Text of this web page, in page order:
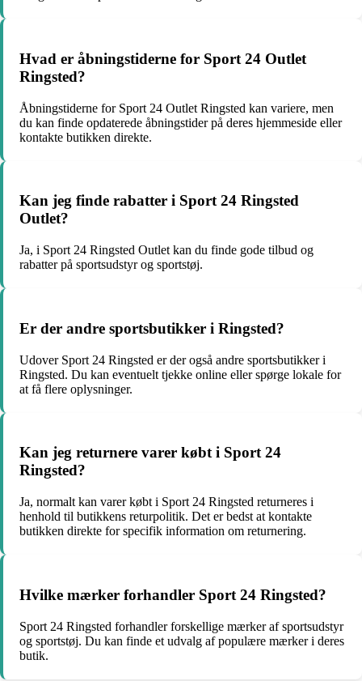
Hvad er åbningstiderne for Sport 24 Outlet
Ringsted?
Åbningstiderne for Sport 24 Outlet Ringsted kan variere, men
du kan finde opdaterede åbningstider på deres hjemmeside eller
kontakte butikken direkte.
Kan jeg finde rabatter i Sport 24 Ringsted
Outlet?
Ja, i Sport 24 Ringsted Outlet kan du finde gode tilbud og
rabatter på sportsudstyr og sportstøj.
Er der andre sportsbutikker i Ringsted?
Udover Sport 24 Ringsted er der også andre sportsbutikker i
Ringsted. Du kan eventuelt tjekke online eller spørge lokale for
at få flere oplysninger.
Kan jeg returnere varer købt i Sport 24
Ringsted?
Ja, normalt kan varer købt i Sport 24 Ringsted returneres i
henhold til butikkens returpolitik. Det er bedst at kontakte
butikken direkte for specifik information om returnering.
Hvilke mærker forhandler Sport 24 Ringsted?
Sport 24 Ringsted forhandler forskellige mærker af sportsudstyr
og sportstøj. Du kan finde et udvalg af populære mærker i deres
butik.